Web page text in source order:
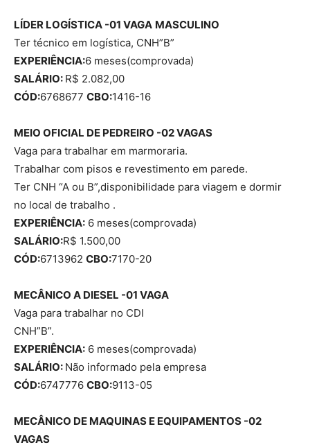
LÍDER LOGÍSTICA -01 VAGA MASCULINO
Ter técnico em logística, CNH”B”
EXPERIÊNCIA:6 meses(comprovada)
SALÁRIO: R$ 2.082,00
CÓD:6768677 CBO:1416-16
MEIO OFICIAL DE PEDREIRO -02 VAGAS
Vaga para trabalhar em marmoraria.
Trabalhar com pisos e revestimento em parede.
Ter CNH “A ou B”,disponibilidade para viagem e dormir
no local de trabalho .
EXPERIÊNCIA: 6 meses(comprovada)
SALÁRIO:R$ 1.500,00
CÓD:6713962 CBO:7170-20
MECÂNICO A DIESEL -01 VAGA
Vaga para trabalhar no CDI
CNH”B”.
EXPERIÊNCIA: 6 meses(comprovada)
SALÁRIO: Não informado pela empresa
CÓD:6747776 CBO:9113-05
MECÂNICO DE MAQUINAS E EQUIPAMENTOS -02
VAGAS